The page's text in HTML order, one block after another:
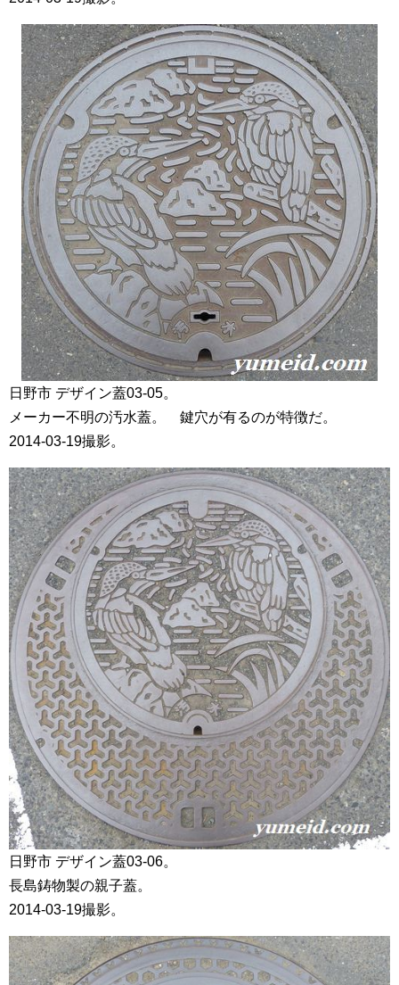
日野市 デザイン蓋03-05。
メーカー不明の汚水蓋。 鍵穴が有るのが特徴だ。
2014-03-19撮影。
日野市 デザイン蓋03-06。
長島鋳物製の親子蓋。
2014-03-19撮影。